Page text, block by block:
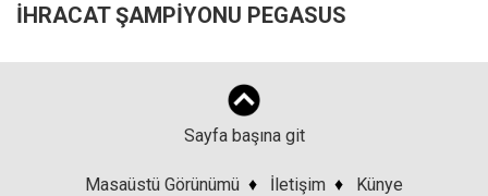
İHRACAT ŞAMPİYONU PEGASUS
Sayfa başına git
Masaüstü Görünümü ♦ İletişim ♦ Künye